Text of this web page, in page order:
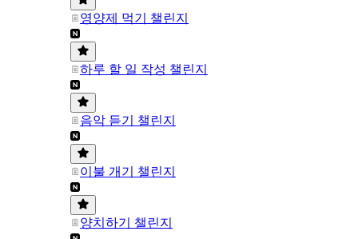
영양제 먹기 챌린지
하루 할 일 작성 챌린지
음악 듣기 챌린지
이불 개기 챌린지
양치하기 챌린지